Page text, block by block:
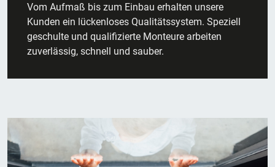
Vom Aufmaß bis zum Einbau erhalten unsere
Kunden ein lückenloses Qualitätssystem. Speziell
geschulte und qualifizierte Monteure arbeiten
zuverlässig, schnell und sauber.